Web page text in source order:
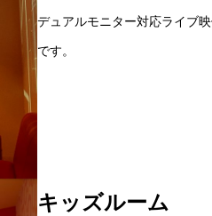
デュアルモニター対応ライブ
です。
キッズルーム